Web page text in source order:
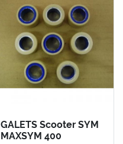
GALETS Scooter SYM
MAXSYM 400